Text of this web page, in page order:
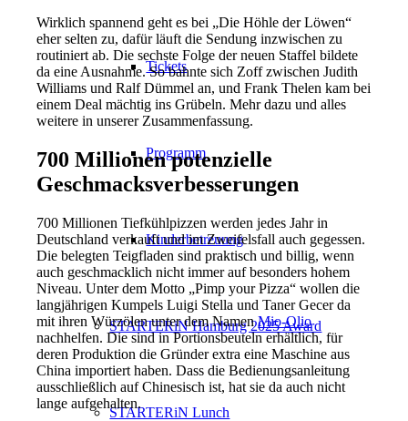
Tickets
Programm
Kinderbetreuung
STARTERiN Hamburg 2025 Award
STARTERiN Lunch
Wirklich spannend geht es bei „Die Höhle der Löwen“
eher selten zu, dafür läuft die Sendung inzwischen zu
routiniert ab. Die sechste Folge der neuen Staffel bildete
da eine Ausnahme. So bahnte sich Zoff zwischen Judith
Williams und Ralf Dümmel an, und Frank Thelen kam bei
einem Deal mächtig ins Grübeln. Mehr dazu und alles
weitere in unserer Zusammenfassung.
700 Millionen potenzielle
Geschmacksverbesserungen
700 Millionen Tiefkühlpizzen werden jedes Jahr in
Deutschland verkauft und im Zweifelsfall auch gegessen.
Die belegten Teigfladen sind praktisch und billig, wenn
auch geschmacklich nicht immer auf besonders hohem
Niveau. Unter dem Motto „Pimp your Pizza“ wollen die
langjährigen Kumpels Luigi Stella und Taner Gecer da
mit ihren Würzölen unter dem NamenMio-Olio
nachhelfen. Die sind in Portionsbeuteln erhältlich, für
deren Produktion die Gründer extra eine Maschine aus
China importiert haben. Dass die Bedienungsanleitung
ausschließlich auf Chinesisch ist, hat sie da auch nicht
lange aufgehalten.